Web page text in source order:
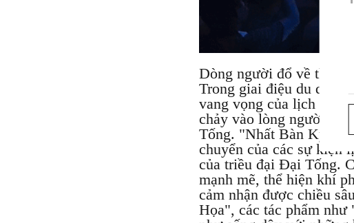
Dòng người đổ về thế
Trong giai điệu du
vang vọng của lịch sử
chảy vào lòng người
Tống. "Nhất Bàn Kỳ"
chuyển của các sự kiện
của triều đại Đại Tống.
mạnh mẽ, thể hiện khí
cảm nhận được chiều
Họa", các tác phẩm